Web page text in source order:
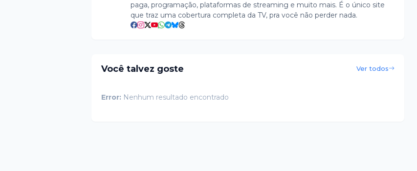
paga, programação, plataformas de streaming e muito mais. É o único site
que traz uma cobertura completa da TV, pra você não perder nada.
Você talvez goste Ver todos
Error: Nenhum resultado encontrado